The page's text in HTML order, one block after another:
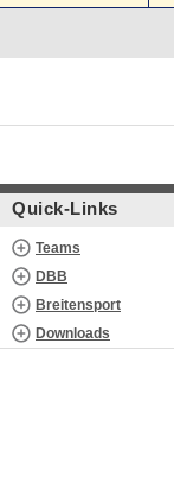
Quick-Links
Teams
DBB
Breitensport
Downloads